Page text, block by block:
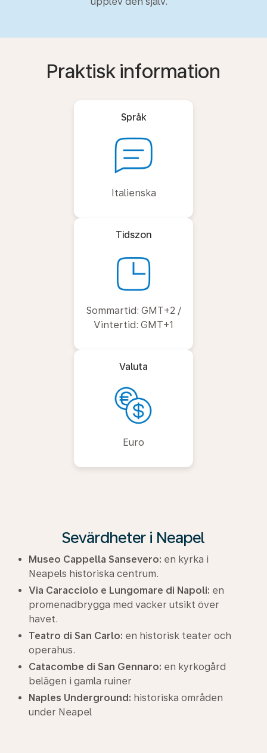
Praktisk information
Språk
Italienska
Tidszon
Sommartid: GMT+2 /
Vintertid: GMT+1
Valuta
Euro
Sevärdheter i Neapel
Museo Cappella Sansevero: en kyrka i
Neapels historiska centrum.
Via Caracciolo e Lungomare di Napoli: en
promenadbrygga med vacker utsikt över
havet.
Teatro di San Carlo: en historisk teater och
operahus.
Catacombe di San Gennaro: en kyrkogård
belägen i gamla ruiner
Naples Underground: historiska områden
under Neapel